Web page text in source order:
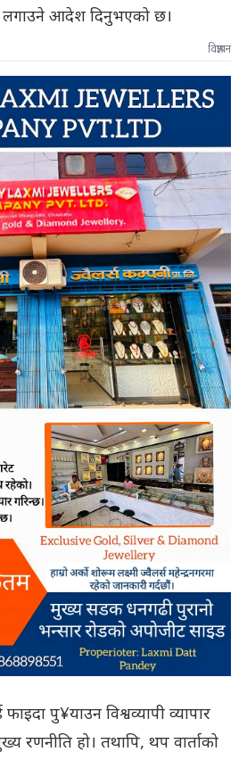
लगाउने आदेश दिनुभएको छ।
विज्ञापन
फाइदा पु¥याउन विश्वव्यापी व्यापार
रणनीति हो। तथापि, थप वार्ताको